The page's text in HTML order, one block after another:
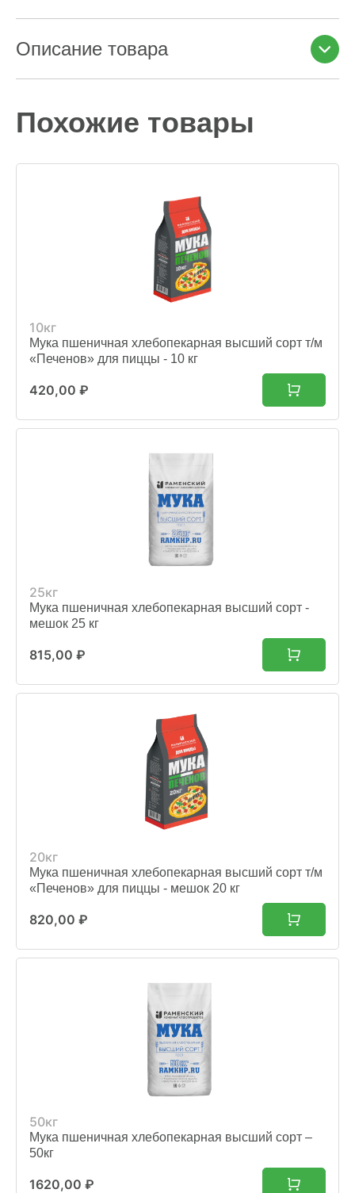
Описание товара
Похожие товары
10кг
Мука пшеничная хлебопекарная высший сорт т/м
«Печенов» для пиццы - 10 кг
420,00 ₽
25кг
Мука пшеничная хлебопекарная высший сорт -
мешок 25 кг
815,00 ₽
20кг
Мука пшеничная хлебопекарная высший сорт т/м
«Печенов» для пиццы - мешок 20 кг
820,00 ₽
50кг
Мука пшеничная хлебопекарная высший сорт –
50кг
1620,00 ₽